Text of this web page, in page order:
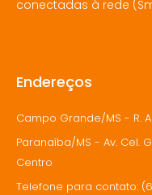
conectadas à rede
Endereços
Campo Grande/MS - R.
Paranaíba/MS - Av. Cel.
Centro
Telefone para contato: